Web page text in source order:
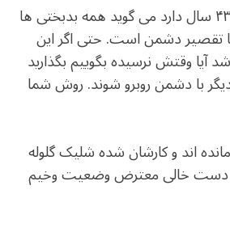
این حکومت مذهبی ۴۳ سال دارد می گوید همه بدبختی ها
تقصیر دشمن است. حتی اگر این
وقتش نرسیده بگوییم بگذارید
با دشمن روبرو شوند. روش شما
اند و کارشان شده شلیک گلوله
با دست خالی معترض وضعیت وخیم